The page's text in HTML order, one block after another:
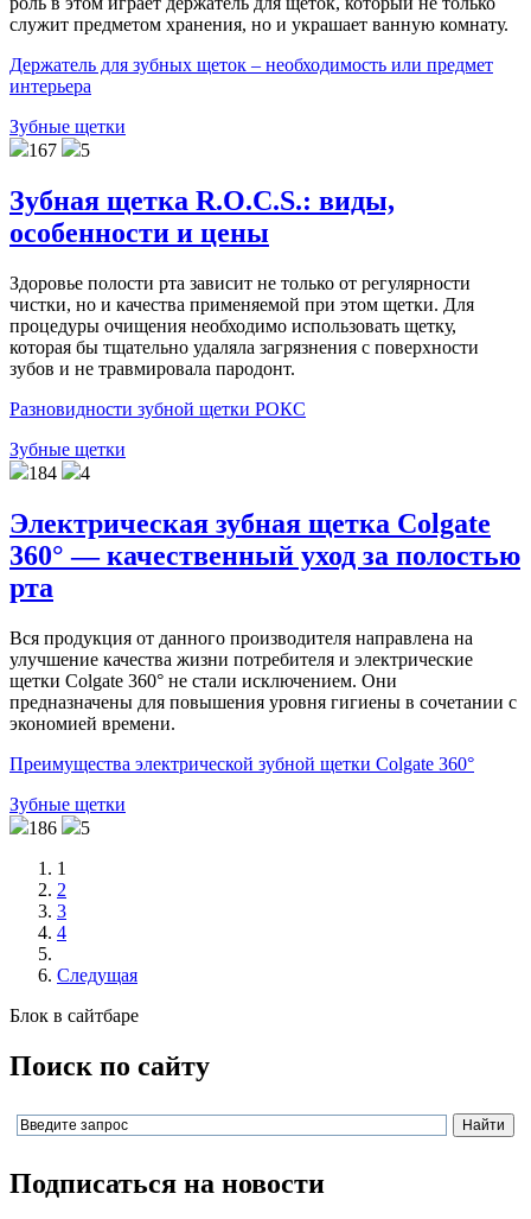
служит предметом хранения, но и украшает ванную комнату.
Держатель для зубных щеток – необходимость или предмет
интерьера
Зубные щетки
167
5
Зубная щетка R.O.C.S.: виды,
особенности и цены
Здоровье полости рта зависит не только от регулярности
чистки, но и качества применяемой при этом щетки. Для
процедуры очищения необходимо использовать щетку,
которая бы тщательно удаляла загрязнения с поверхности
зубов и не травмировала пародонт.
Разновидности зубной щетки РОКС
Зубные щетки
184
4
Электрическая зубная щетка Colgate
360° — качественный уход за полостью
рта
Вся продукция от данного производителя направлена на
улучшение качества жизни потребителя и электрические
щетки Colgate 360° не стали исключением. Они
предназначены для повышения уровня гигиены в сочетании с
экономией времени.
Преимущества электрической зубной щетки Colgate 360°
Зубные щетки
186
5
1
2
3
4
Следущая
Блок в сайтбаре
Поиск по сайту
Подписаться на новости